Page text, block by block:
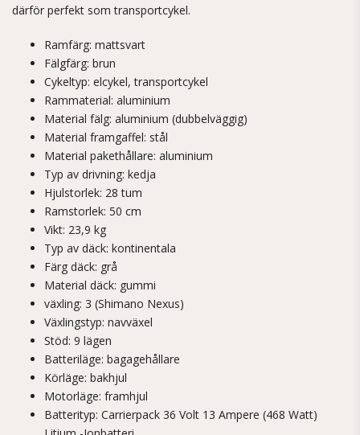
därför perfekt som transportcykel.
Ramfärg: mattsvart
Fälgfärg: brun
Cykeltyp: elcykel, transportcykel
Rammaterial: aluminium
Material fälg: aluminium (dubbelväggig)
Material framgaffel: stål
Material pakethållare: aluminium
Typ av drivning: kedja
Hjulstorlek: 28 tum
Ramstorlek: 50 cm
Vikt: 23,9 kg
Typ av däck: kontinentala
Färg däck: grå
Material däck: gummi
växling: 3 (Shimano Nexus)
Växlingstyp: navväxel
Stöd: 9 lägen
Batteriläge: bagagehållare
Körläge: bakhjul
Motorläge: framhjul
Batterityp: Carrierpack 36 Volt 13 Ampere (468 Watt)